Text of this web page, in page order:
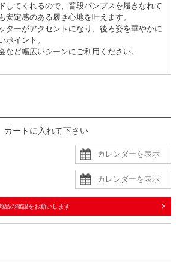
してくれるので、普段パンプスを履きなれて
安定感のある履き心地を叶えます。
ターがアクセントになり、後ろ姿を華やかに
ポイント。
など幅広いシーンにご利用ください。
カートに入れて下さい
品の確認をお願いします